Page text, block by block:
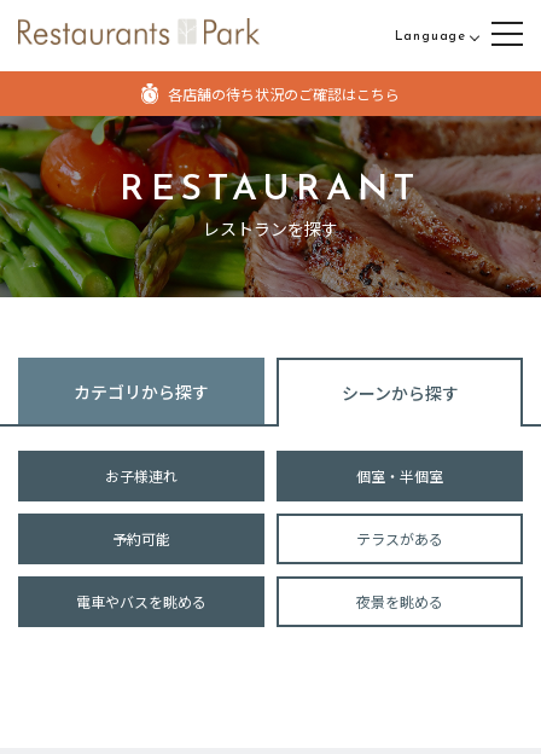
各店舗の待ち状況のご確認はこちら
Language
日本語
English
中文（繁体字）
中文（簡体字）
RESTAURANT
レストランを探す
カテゴリから探す シーンから探す
お子様連れ 個室・半個室
予約可能 テラスがある
電車やバスを眺める 夜景を眺める